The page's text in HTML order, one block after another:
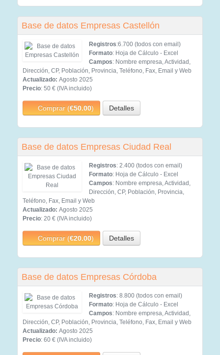
Base de datos Empresas Castellón
Registros:6.700 (todos con email)
Formato: Hoja de Cálculo - Excel
Campos: Nombre empresa, Actividad,
Dirección, CP, Población, Provincia, Teléfono, Fax, Email y Web
Actualizado: Agosto 2025
Precio: 50 € (IVA incluido)
Comprar (€50.00) Detalles
Base de datos Empresas Ciudad Real
Registros: 2.400 (todos con email)
Formato: Hoja de Cálculo - Excel
Campos: Nombre empresa, Actividad,
Dirección, CP, Población, Provincia,
Teléfono, Fax, Email y Web
Actualizado: Agosto 2025
Precio: 20 € (IVA incluido)
Comprar (€20.00) Detalles
Base de datos Empresas Córdoba
Registros: 8.800 (todos con email)
Formato: Hoja de Cálculo - Excel
Campos: Nombre empresa, Actividad,
Dirección, CP, Población, Provincia, Teléfono, Fax, Email y Web
Actualizado: Agosto 2025
Precio: 60 € (IVA incluido)